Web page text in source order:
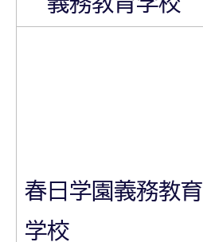
春日学園義務教育
学校